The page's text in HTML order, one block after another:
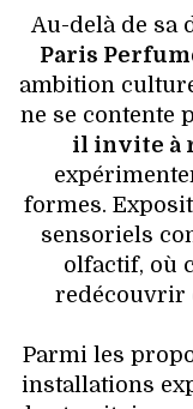
Au-delà de sa
Paris
ambition
ne se contente
il invite à
formes.
sensoriels
olfactif, où
redécouvrir
Parmi les
installations